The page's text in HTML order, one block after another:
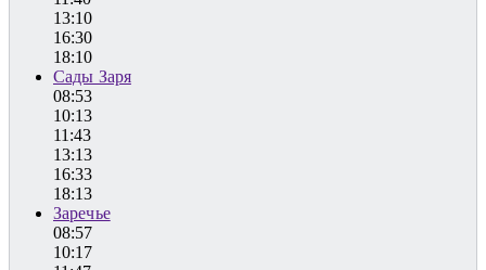
13:10
16:30
18:10
Сады Заря
08:53
10:13
11:43
13:13
16:33
18:13
Заречье
08:57
10:17